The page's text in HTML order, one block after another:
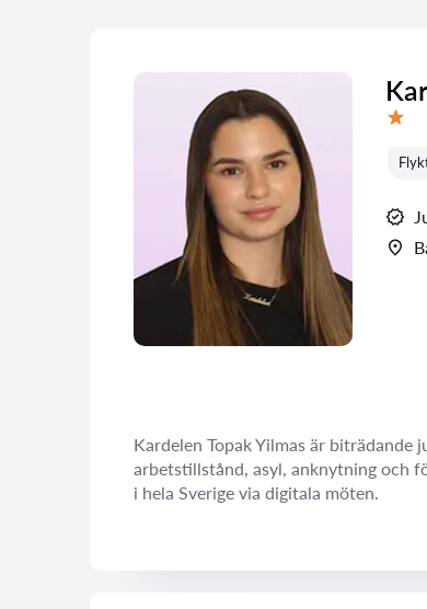
Kardelen Topak Yilmas är
arbetstillstånd, asyl, anknytning och
i hela Sverige via digitala möten.